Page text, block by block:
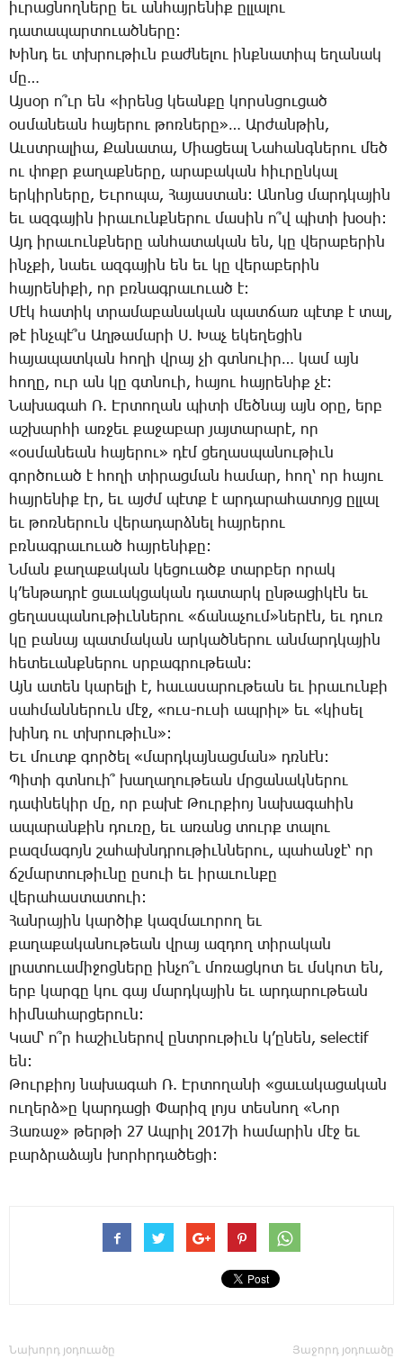
իւ­րաց­նող­նե­րը եւ ան­հայ­րե­նիք ըլ­լա­լու
դա­տա­պար­տո­ւած­նե­րը:
­Խինդ եւ տխրու­թիւն բաժ­նե­լու ինք­նա­տիպ ե­ղա­նակ
մը…
Այ­սօր ո՞ւր են «ի­րենց կեան­քը կորսն­ցու­ցած
օս­մա­նեան հա­յե­րու թոռ­նե­րը»… Ար­ժան­թին,
Աւստ­րա­լիա, ­Քա­նա­տա, ­Միա­ցեալ ­Նա­հանգ­նե­րու մեծ
ու փոքր քա­ղաք­նե­րը, ա­րա­բա­կան հիւ­րըն­կալ
եր­կիր­նե­րը, Եւ­րո­պա, ­Հա­յաս­տան: Ա­նոնց մարդ­կա­յին
եւ ազ­գա­յին ի­րա­ւունք­նե­րու մա­սին ո՞վ պի­տի խօ­սի:
Այդ ի­րա­ւունք­նե­րը ան­հա­տա­կան են, կը վե­րա­բե­րին
ինչ­քի, նաեւ ազ­գա­յին են եւ կը վե­րա­բե­րին
հայ­րե­նի­քի, որ բռնագ­րա­ւո­ւած է:
­Մէկ հա­տիկ տրա­մա­բա­նա­կան պատ­ճառ պէտք է տալ,
թէ ինչ­պէ՞ս Աղ­թա­մա­րի Ս. ­Խաչ ե­կե­ղե­ցին
հա­յա­պատ­կան հո­ղի վրայ չի գտնո­ւիր… կամ այն
հո­ղը, ուր ան կը գտնո­ւի, հա­յու հայ­րե­նիք չէ:
­Նա­խա­գահ Ռ. Էր­տո­ղան պի­տի մեծ­նայ այն օ­րը, երբ
աշ­խար­հի առ­ջեւ քա­ջա­բար յայ­տա­րա­րէ, որ
«օս­մա­նեան հա­յե­րու» դէմ ցե­ղաս­պա­նու­թիւն
գոր­ծո­ւած է հո­ղի տի­րաց­ման հա­մար, հող՝ որ հա­յու
հայ­րե­նիք էր, եւ այժմ պէտք է ար­դա­րա­հա­տոյց ըլ­լալ
եւ թոռ­նե­րուն վե­րա­դարձ­նել հայ­րե­րու
բռնագ­րա­ւո­ւած հայ­րե­նի­քը:
Ն­ման քա­ղա­քա­կան կե­ցո­ւածք տար­բեր ո­րակ
կ’են­թադ­րէ ցա­ւակ­ցա­կան դա­տարկ ըն­թա­ցի­կէն եւ
ցե­ղաս­պա­նու­թիւն­նե­րու «ճա­նա­չում»նե­րէն, եւ դուռ
կը բա­նայ պատ­մա­կան ար­կած­նե­րու ան­մարդ­կա­յին
հե­տե­ւանք­նե­րու սրբագ­րու­թեան:
Այն ա­տեն կա­րե­լի է, հա­ւա­սա­րու­թեան եւ ի­րա­ւուն­քի
սահ­ման­նե­րուն մէջ, «ուս-ու­սի ապ­րիլ» եւ «կի­սել
խինդ ու տխրու­թիւն»:
Եւ մուտք գոր­ծել «մարդ­կայ­նաց­ման» դռնէն:
­Պի­տի գտնո­ւի՞ խա­ղա­ղու­թեան մրցա­նակ­նե­րու
դափ­նե­կիր մը, որ բա­խէ ­Թուր­քիոյ նա­խա­գա­հին
ա­պա­րան­քին դու­ռը, եւ ա­ռանց տուրք տա­լու
բազ­մա­գոյն շա­հախնդ­րու­թիւն­նե­րու, պա­հան­ջէ՝ որ
ճշմար­տու­թիւ­նը ը­սո­ւի եւ ի­րա­ւուն­քը
վե­րա­հաս­տա­տո­ւի:
­Հան­րա­յին կար­ծիք կազ­մա­ւո­րող եւ
քա­ղա­քա­կա­նու­թեան վրայ ազ­դող տի­րա­կան
լրա­տո­ւա­մի­ջոց­նե­րը ին­չո՞ւ մո­ռաց­կոտ եւ մսկոտ են,
երբ կար­գը կու գայ մարդ­կա­յին եւ ար­դա­րու­թեան
հիմ­նա­հար­ցե­րուն:
­Կամ՝ ո՞ր հա­շիւ­նե­րով ընտ­րու­թիւն կ’ը­նեն, selectif
են:
­Թուր­քիոյ նա­խա­գահ Ռ. Էր­տո­ղա­նի «ցա­ւա­կա­ցա­կան
ու­ղերձ»ը կար­դա­ցի ­Փա­րիզ լոյս տես­նող «­Նոր
­Յա­ռաջ» թեր­թի 27 Ապ­րիլ 2017ի հա­մա­րին մէջ եւ
բարձ­րա­ձայն խորհր­դա­ծե­ցի:
Նախորդ յօդուածը Յաջորդ յօդուածը